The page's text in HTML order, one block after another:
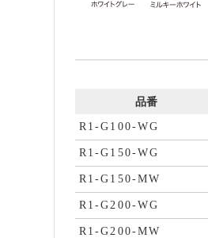
品番
R1-G100-WG
R1-G150-WG
R1-G150-MW
R1-G200-WG
R1-G200-MW